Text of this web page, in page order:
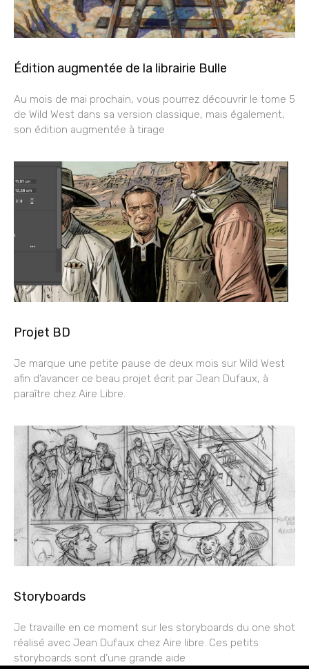
Édition augmentée de la librairie Bulle
Au mois de mai prochain, vous pourrez découvrir le tome 5
de Wild West dans sa version classique, mais également,
son édition augmentée à tirage
Projet BD
Je marque une petite pause de deux mois sur Wild West
afin d’avancer ce beau projet écrit par Jean Dufaux, à
paraître chez Aire Libre.
Storyboards
Je travaille en ce moment sur les storyboards du one shot
réalisé avec Jean Dufaux chez Aire libre. Ces petits
storyboards sont d’une grande aide